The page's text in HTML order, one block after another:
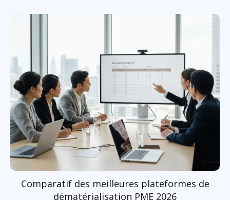
Comparatif des meilleures plateformes de
dématérialisation PME 2026